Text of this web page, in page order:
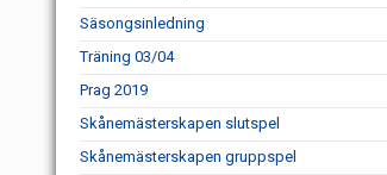
Säsongsinledning
Träning 03/04
Prag 2019
Skånemästerskapen slutspel
Skånemästerskapen gruppspel